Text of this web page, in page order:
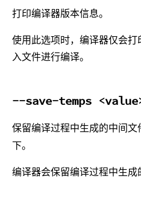
打印编译器版本信息。
使用此选项时，编译器仅会
入文件进行编译。
--save-temps
保留编译过程中生成的中间文
下。
编译器会保留编译过程中生成